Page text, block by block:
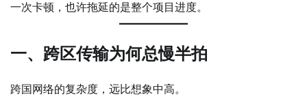
一次卡顿，也许拖延的是整个项目进度。
一、跨区传输为何总慢半拍
跨国网络的复杂度，远比想象中高。